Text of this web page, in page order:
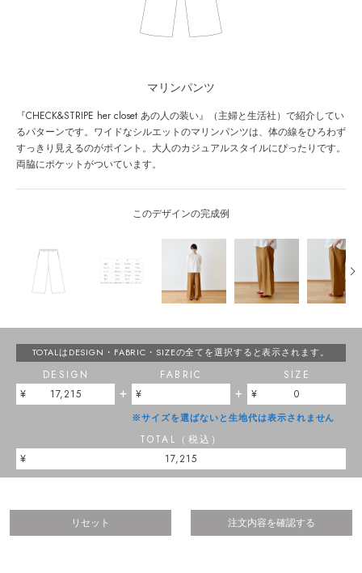
マリンパンツ
『CHECK&STRIPE her closet あの人の装い』（主婦と生活社）で紹介してい
るパターンです。ワイドなシルエットのマリンパンツは、体の線をひろわず
すっきり見えるのがポイント。大人のカジュアルスタイルにぴったりです。
両脇にポケットがついています。
このデザインの完成例
TOTALはDESIGN・FABRIC・SIZEの全てを選択すると表示されます。
DESIGN
17,215
+
FABRIC
※サイズを選ばないと生地代は表示されません
+
SIZE
0
TOTAL（税込）
17,215
リセット 注文内容を確認する